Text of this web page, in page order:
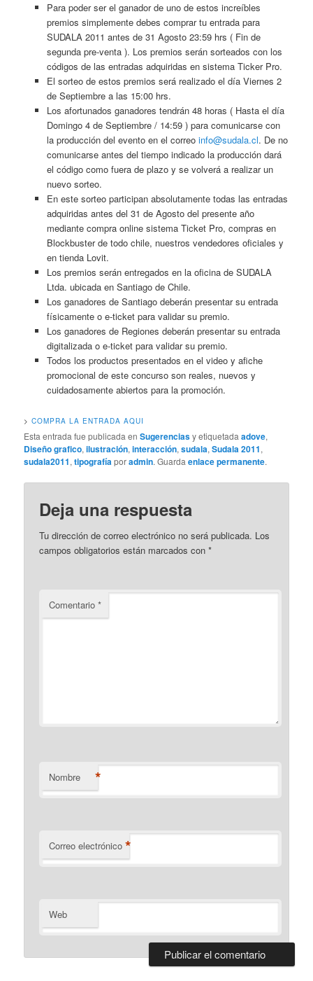
Para poder ser el ganador de uno de estos increíbles
premios simplemente debes comprar tu entrada para
SUDALA 2011 antes de 31 Agosto 23:59 hrs ( Fin de
segunda pre-venta ). Los premios serán sorteados con los
códigos de las entradas adquiridas en sistema Ticker Pro.
El sorteo de estos premios será realizado el día Viernes 2
de Septiembre a las 15:00 hrs.
Los afortunados ganadores tendrán 48 horas ( Hasta el día
Domingo 4 de Septiembre / 14:59 ) para comunicarse con
la producción del evento en el correo info@sudala.cl. De no
comunicarse antes del tiempo indicado la producción dará
el código como fuera de plazo y se volverá a realizar un
nuevo sorteo.
En este sorteo participan absolutamente todas las entradas
adquiridas antes del 31 de Agosto del presente año
mediante compra online sistema Ticket Pro, compras en
Blockbuster de todo chile, nuestros vendedores oficiales y
en tienda Lovit.
Los premios serán entregados en la oficina de SUDALA
Ltda. ubicada en Santiago de Chile.
Los ganadores de Santiago deberán presentar su entrada
físicamente o e-ticket para validar su premio.
Los ganadores de Regiones deberán presentar su entrada
digitalizada o e-ticket para validar su premio.
Todos los productos presentados en el video y afiche
promocional de este concurso son reales, nuevos y
cuidadosamente abiertos para la promoción.
>COMPRA LA ENTRADA AQUI
Esta entrada fue publicada enSugerenciasy etiquetadaadove,
Diseño grafico,ilustración,interacción,sudala,Sudala 2011,
sudala2011,tipografíaporadmin. Guardaenlace permanente.
Deja una respuesta
Tu dirección de correo electrónico no será publicada. Los
campos obligatorios están marcados con*
Comentario*
Nombre *
Correo electrónico *
Web